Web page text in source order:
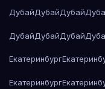
ДубайДубайДубай
ДубайДубайДубай
Екатеринбург
Екатеринбург